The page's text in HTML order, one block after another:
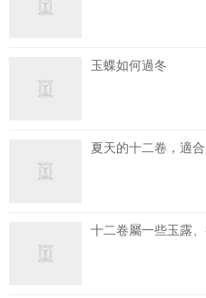
玉蝶如何過冬
夏天的十二卷，適
十二卷屬一些玉露